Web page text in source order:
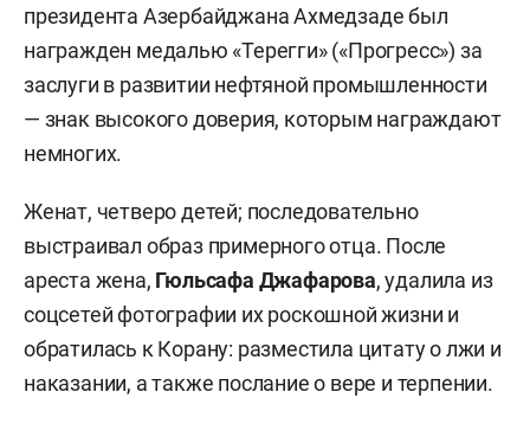
президента Азербайджана Ахмедзаде был
награжден медалью «Терегги» («Прогресс») за
заслуги в развитии нефтяной промышленности
— знак высокого доверия, которым награждают
немногих.
Женат, четверо детей; последовательно
выстраивал образ примерного отца. После
ареста жена, Гюльсафа Джафарова, удалила из
соцсетей фотографии их роскошной жизни и
обратилась к Корану: разместила цитату о лжи и
наказании, а также послание о вере и терпении.